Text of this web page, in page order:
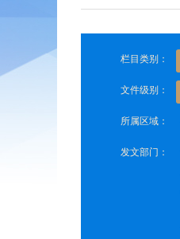
栏目类别：
文件级别：
所属区域：
发文部门：